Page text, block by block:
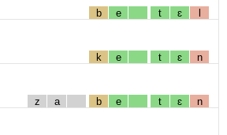
b e t ɛ l
k e t ɛ n
z a b e t ɛ n